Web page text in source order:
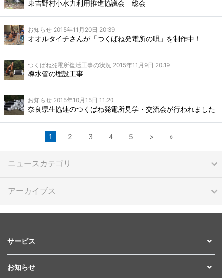
東吉野村小水力利用推進協議会 総会
お知らせ 2015年11月20日 20:39
オオルタイチさんが「つくばね発電所の唄」を制作中！
つくばね発電所復活工事の状況 2015年11月9日 20:19
導水管の埋設工事
お知らせ 2015年10月15日 11:20
奈良県生協連のつくばね発電所見学・交流会が行われました
1 2 3 4 5 > »
ニュースカテゴリ
アーカイブス
サービス
お知らせ